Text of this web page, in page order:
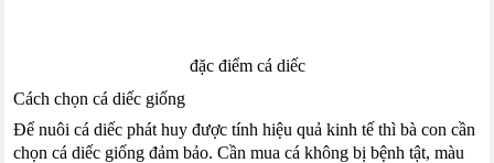
đặc điểm cá diếc
Cách chọn cá diếc giống
Để nuôi cá diếc phát huy được tính hiệu quả kinh tế thì bà con cần
chọn cá diếc giống đảm bảo. Cần mua cá không bị bệnh tật, màu